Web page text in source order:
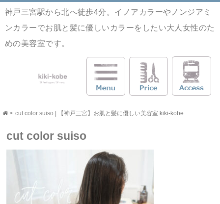
神戸三宮駅から北へ徒歩4分。イノアカラーやノンジアミ
ンカラーでお肌と髪に優しいカラーをしたい大人女性のた
めの美容室です。
> cut color suiso | 【神戸三宮】お肌と髪に優しい美容室 kiki-kobe
cut color suiso